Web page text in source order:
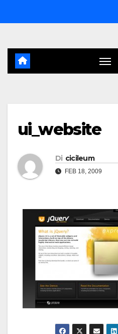
al
ui_website
Di cicileum
FEB 18, 2009